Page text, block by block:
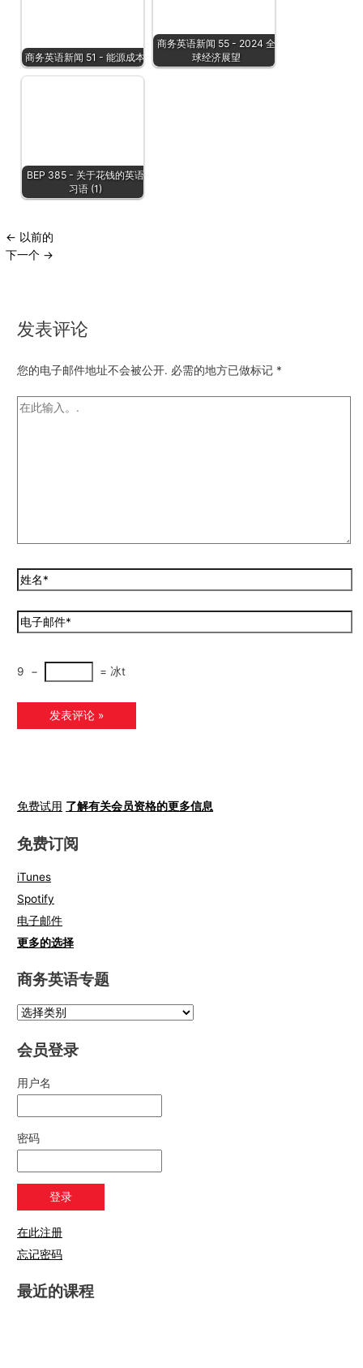
商务英语新闻 51 - 能源成本
商务英语新闻 55 - 2024 全
球经济展望
BEP 385 - 关于花钱的英语
习语 (1)
← 以前的
下一个 →
发表评论
您的电子邮件地址不会被公开. 必需的地方已做标记 *
9 − = 冰t
免费试用 了解有关会员资格的更多信息
免费订阅
iTunes
Spotify
电子邮件
更多的选择
商务英语专题
会员登录
用户名
密码
在此注册
忘记密码
最近的课程